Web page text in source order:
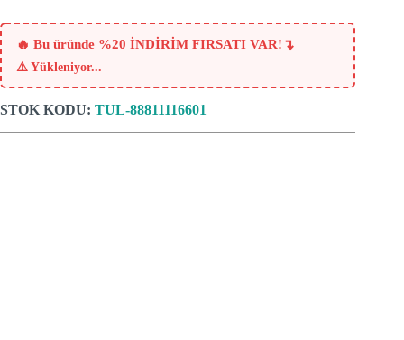
₺451.
fiyat:
₺362.
🔥 Bu üründe %20 İNDİRİM FIRSATI VAR! ↴
⚠️ Yükleniyor...
STOK KODU: TUL-88811116601